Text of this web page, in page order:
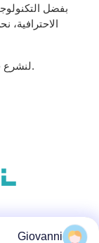
بفضل
لنشرع في هذا العصر الجديد من الترقية الصناعية - معًا.
Giovanni